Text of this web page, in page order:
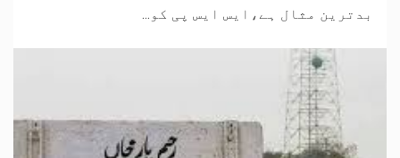
بدترین مثال ہے،ایس ایس پی کو...